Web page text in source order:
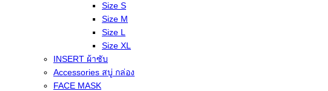
Size S
Size M
Size L
Size XL
INSERT ผ้าซับ
Accessories สบู่ กล่อง
FACE MASK